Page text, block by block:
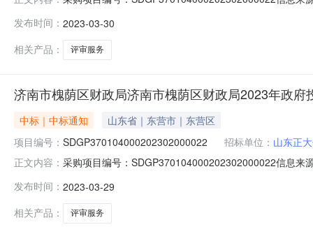
一、项目名称：济南市槐荫区财政局2023年政府投资项
发布时间： 2023-03-30
相关产品：
评审服务
济南市槐荫区财政局济南市槐荫区财政局2023年政府
中标｜中标通知
山东省｜东营市｜东营区
项目编号： SDGP370104000202302000022 招标单位： 山东正
正文内容： 采购项目编号：SDGP370104000202302000022信息来
一、项目名称：济南市槐荫区财政局2023年政府投资项
发布时间： 2023-03-29
相关产品：
评审服务